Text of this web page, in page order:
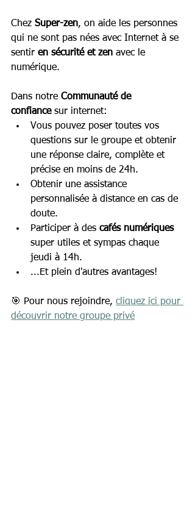
Chez Super-zen, on aide les personnes
qui ne sont pas nées avec Internet à se
sentir en sécurité et zen avec le
numérique.
Dans notre Communauté de
confiance sur internet:
Vous pouvez poser toutes vos
questions sur le groupe et obtenir
une réponse claire, complète et
précise en moins de 24h.
Obtenir une assistance
personnalisée à distance en cas de
doute.
Participer à des cafés numériques
super utiles et sympas chaque
jeudi à 14h.
...Et plein d'autres avantages!
🎯 Pour nous rejoindre, cliquez ici pour
découvrir notre groupe privé